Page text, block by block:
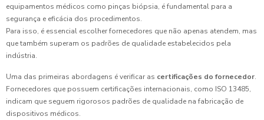
equipamentos médicos como pinças biópsia, é fundamental para a
segurança e eficácia dos procedimentos.
Para isso, é essencial escolher fornecedores que não apenas atendem, mas
que também superam os padrões de qualidade estabelecidos pela
indústria.
Uma das primeiras abordagens é verificar as certificações do fornecedor.
Fornecedores que possuem certificações internacionais, como ISO 13485,
indicam que seguem rigorosos padrões de qualidade na fabricação de
dispositivos médicos.